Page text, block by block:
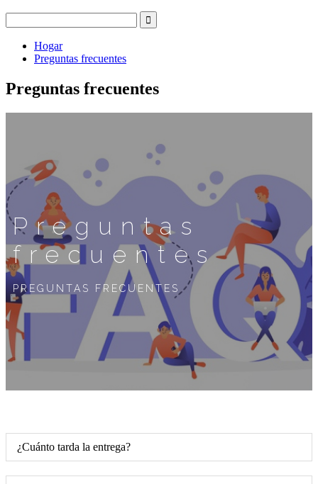
Hogar
Preguntas frecuentes
Preguntas frecuentes
Preguntas
frecuentes
PREGUNTAS FRECUENTES
¿Cuánto tarda la entrega?